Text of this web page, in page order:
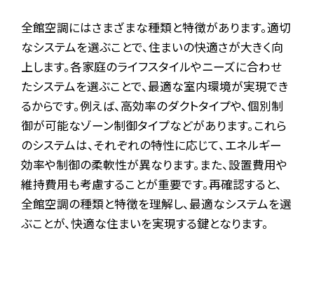
全館空調にはさまざまな種類と特徴があります。適切
なシステムを選ぶことで、住まいの快適さが大きく向
上します。各家庭のライフスタイルやニーズに合わせ
たシステムを選ぶことで、最適な室内環境が実現でき
るからです。例えば、高効率のダクトタイプや、個別制
御が可能なゾーン制御タイプなどがあります。これら
のシステムは、それぞれの特性に応じて、エネルギー
効率や制御の柔軟性が異なります。また、設置費用や
維持費用も考慮することが重要です。再確認すると、
全館空調の種類と特徴を理解し、最適なシステムを選
ぶことが、快適な住まいを実現する鍵となります。